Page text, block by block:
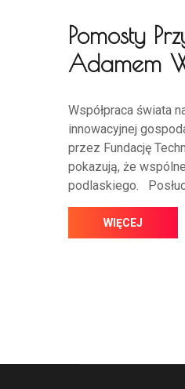
Pomosty
Adamem
Współpraca świata
innowacyjnej
przez Fundację
pokazują, że
podlaskiego.
WIĘCEJ